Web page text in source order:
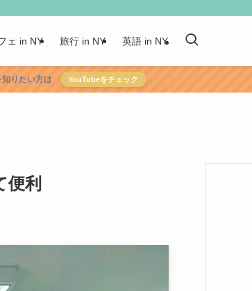
ェ in NY 旅行 in NY 英語 in NY
りたい方は YouTubeをチェック
便利